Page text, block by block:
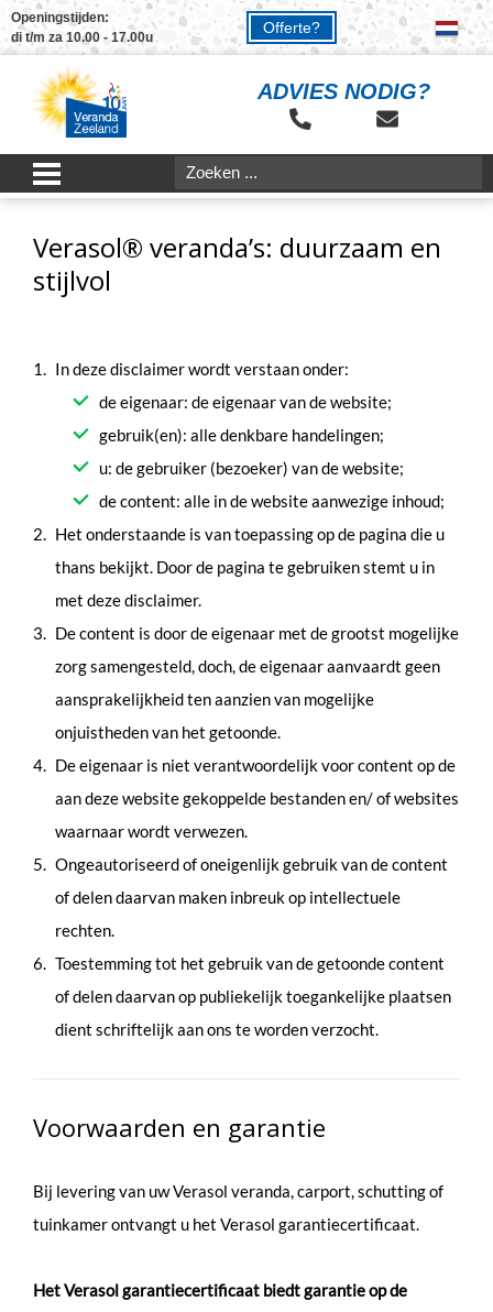
Openingstijden:
di t/m za 10.00 - 17.00u
Offerte?
ADVIES NODIG?
Verasol® veranda’s: duurzaam en
stijlvol
In deze disclaimer wordt verstaan onder:
de eigenaar: de eigenaar van de website;
gebruik(en): alle denkbare handelingen;
u: de gebruiker (bezoeker) van de website;
de content: alle in de website aanwezige inhoud;
Het onderstaande is van toepassing op de pagina die u
thans bekijkt. Door de pagina te gebruiken stemt u in
met deze disclaimer.
De content is door de eigenaar met de grootst mogelijke
zorg samengesteld, doch, de eigenaar aanvaardt geen
aansprakelijkheid ten aanzien van mogelijke
onjuistheden van het getoonde.
De eigenaar is niet verantwoordelijk voor content op de
aan deze website gekoppelde bestanden en/ of websites
waarnaar wordt verwezen.
Ongeautoriseerd of oneigenlijk gebruik van de content
of delen daarvan maken inbreuk op intellectuele
rechten.
Toestemming tot het gebruik van de getoonde content
of delen daarvan op publiekelijk toegankelijke plaatsen
dient schriftelijk aan ons te worden verzocht.
Voorwaarden en garantie
Bij levering van uw Verasol veranda, carport, schutting of
tuinkamer ontvangt u het Verasol garantiecertificaat.
Het Verasol garantiecertificaat biedt garantie op de